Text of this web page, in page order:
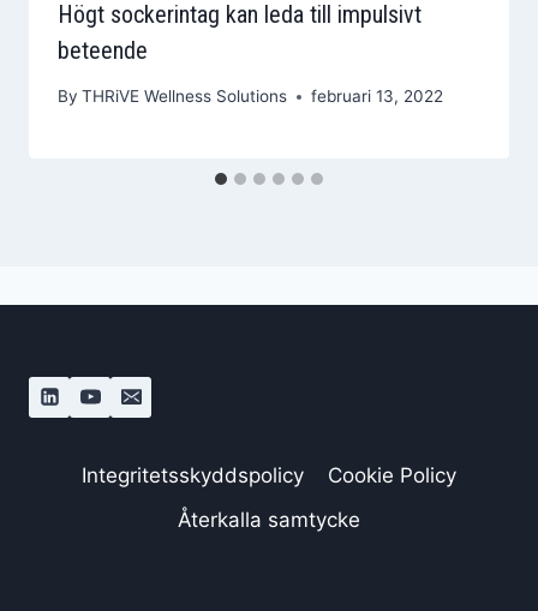
Högt sockerintag kan leda till impulsivt
beteende
By THRiVE Wellness Solutions februari 13, 2022
Integritetsskyddspolicy
Cookie Policy
Återkalla samtycke